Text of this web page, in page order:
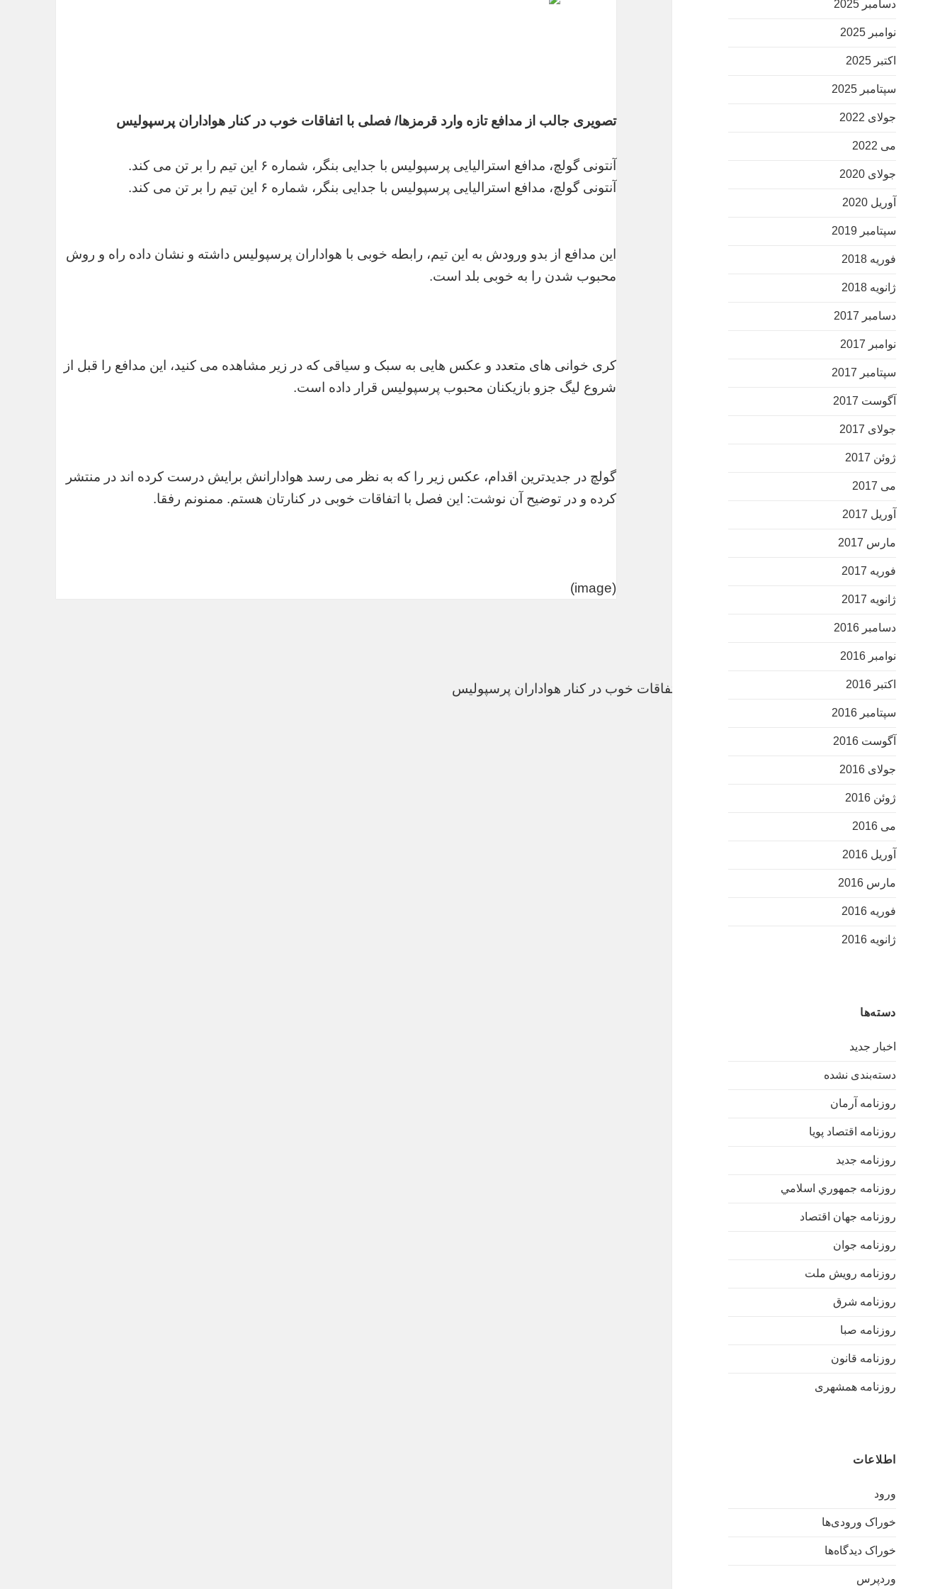
دسامبر 2025
نوامبر 2025
اکتبر 2025
سپتامبر 2025
جولای 2022
می 2022
جولای 2020
آوریل 2020
سپتامبر 2019
فوریه 2018
ژانویه 2018
دسامبر 2017
نوامبر 2017
سپتامبر 2017
آگوست 2017
جولای 2017
ژوئن 2017
می 2017
آوریل 2017
مارس 2017
فوریه 2017
ژانویه 2017
دسامبر 2016
نوامبر 2016
اکتبر 2016
سپتامبر 2016
آگوست 2016
جولای 2016
ژوئن 2016
می 2016
آوریل 2016
مارس 2016
فوریه 2016
ژانویه 2016
دسته‌ها
اخبار جدید
دسته‌بندی نشده
روزنامه آرمان
روزنامه اقتصاد پویا
روزنامه جدید
روزنامه جمهوري اسلامي
روزنامه جهان اقتصاد
روزنامه جوان
روزنامه رویش ملت
روزنامه شرق
روزنامه صبا
روزنامه قانون
روزنامه همشهری
اطلاعات
ورود
خوراک ورودی‌ها
خوراک دیدگاه‌ها
وردپرس
تصویری جالب از مدافع تازه وارد قرمزها/ فصلی با اتفاقات خوب در کنار هواداران پرسپولیس
آنتونی گولچ، مدافع استرالیایی پرسپولیس با جدایی بنگر، شماره ۶ این تیم را بر تن می کند.
آنتونی گولچ، مدافع استرالیایی پرسپولیس با جدایی بنگر، شماره ۶ این تیم را بر تن می کند.
این مدافع از بدو ورودش به این تیم، رابطه خوبی با هواداران پرسپولیس داشته و نشان داده راه و روش
محبوب شدن را به خوبی بلد است.
کری خوانی های متعدد و عکس هایی به سبک و سیاقی که در زیر مشاهده می کنید، این مدافع را قبل از
شروع لیگ جزو بازیکنان محبوب پرسپولیس قرار داده است.
گولچ در جدیدترین اقدام، عکس زیر را که به نظر می رسد هوادارانش برایش درست کرده اند در منتشر
کرده و در توضیح آن نوشت: این فصل با اتفاقات خوبی در کنارتان هستم. ممنونم رفقا.
(image)
تصویری جالب از مدافع تازه وارد قرمزها/ فصلی با اتفاقات خوب در کنار هواداران پرسپولیس
خرید بک لینک
دانلود فیلم خارجی